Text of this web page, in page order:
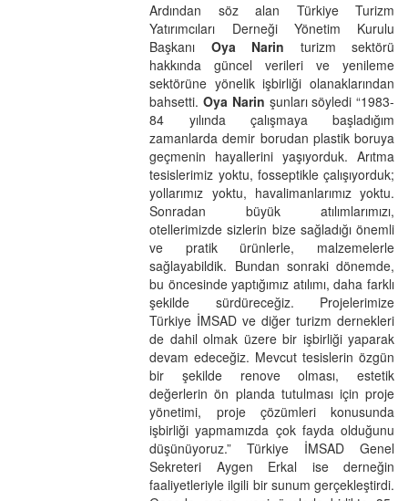
Ardından söz alan Türkiye Turizm
Yatırımcıları Derneği Yönetim Kurulu
Başkanı Oya Narin turizm sektörü
hakkında güncel verileri ve yenileme
sektörüne yönelik işbirliği olanaklarından
bahsetti.Oya Narin şunları söyledi “1983-
84 yılında çalışmaya başladığım
zamanlarda demir borudan plastik boruya
geçmenin hayallerini yaşıyorduk. Arıtma
tesislerimiz yoktu, fosseptikle çalışıyorduk;
yollarımız yoktu, havalimanlarımız yoktu.
Sonradan büyük atılımlarımızı,
otellerimizde sizlerin bize sağladığı önemli
ve pratik ürünlerle, malzemelerle
sağlayabildik. Bundan sonraki dönemde,
bu öncesinde yaptığımız atılımı, daha farklı
şekilde sürdüreceğiz. Projelerimize
Türkiye İMSAD ve diğer turizm dernekleri
de dahil olmak üzere bir işbirliği yaparak
devam edeceğiz. Mevcut tesislerin özgün
bir şekilde renove olması, estetik
değerlerin ön planda tutulması için proje
yönetimi, proje çözümleri konusunda
işbirliği yapmamızda çok fayda olduğunu
düşünüyoruz.” Türkiye İMSAD Genel
Sekreteri Aygen Erkal ise derneğin
faaliyetleriyle ilgili bir sunum gerçekleştirdi.